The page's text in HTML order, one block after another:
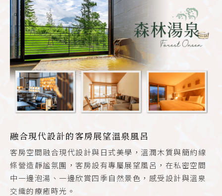
融合現代設計的客房展望溫泉風呂
客房空間融合現代設計與日式美學，溫潤木質與簡約線
條營造靜謐氛圍，客房設有專屬展望風呂，在私密空間
中一邊泡湯、一邊欣賞四季自然景色，感受設計與溫泉
交織的療癒時光。